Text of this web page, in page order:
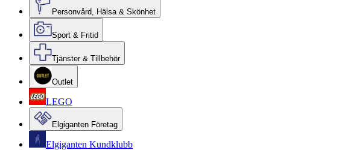
Personvård, Hälsa & Skönhet
Sport & Fritid
Tjänster & Tillbehör
Outlet
LEGO
Elgiganten Företag
Elgiganten Kundklubb